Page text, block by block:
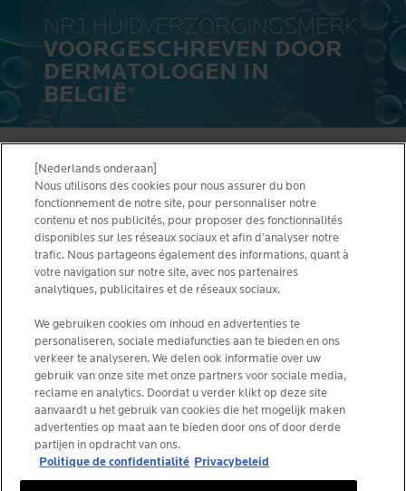
NR.1 HUIDVERZORGINGSMERK
VOORGESCHREVEN DOOR
DERMATOLOGEN IN
BELGIË*
ALGEMENE VOORWAARDEN
CONTACTEER ONS
PRIVACY POLICY
SITEMAP
COOKIES POLICY
NEWSLETTER
FOUNDATION LA ROCHE-POSAY
KIES JOUW LAND
La Roche-Posay Laboratoire Dermatologique CAI
86270 La Roche-Posay France
consumercareNL@loreal.com
*IQVIA NPA, dermocosmetica, apotheekkanaal België,
[Nederlands onderaan]
Nous utilisons des cookies pour nous assurer du bon
fonctionnement de notre site, pour personnaliser notre
contenu et nos publicités, pour proposer des fonctionnalités
disponibles sur les réseaux sociaux et afin d’analyser notre
trafic. Nous partageons également des informations, quant à
votre navigation sur notre site, avec nos partenaires
analytiques, publicitaires et de réseaux sociaux.
We gebruiken cookies om inhoud en advertenties te
personaliseren, sociale mediafuncties aan te bieden en ons
verkeer te analyseren. We delen ook informatie over uw
gebruik van onze site met onze partners voor sociale media,
reclame en analytics. Doordat u verder klikt op deze site
aanvaardt u het gebruik van cookies die het mogelijk maken
advertenties op maat aan te bieden door ons of door derde
partijen in opdracht van ons.
Politique de confidentialité Privacybeleid